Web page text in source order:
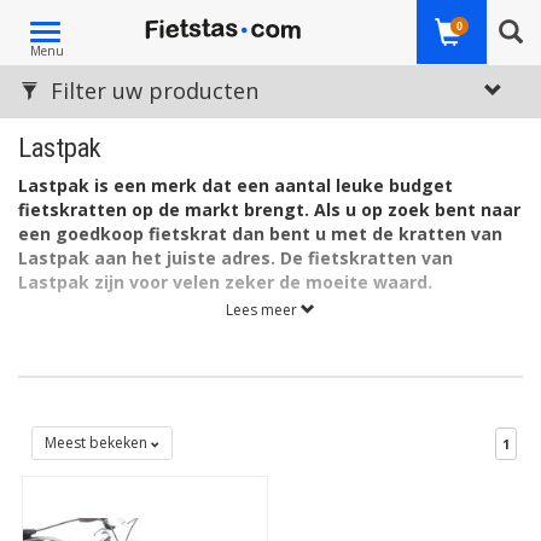
Toggle
navigation
Menu
0
Lastpak
Lastpak is een merk dat een aantal leuke budget
fietskratten op de markt brengt. Als u op zoek bent naar
een goedkoop fietskrat dan bent u met de kratten van
Lastpak aan het juiste adres. De fietskratten van
Lastpak zijn voor velen zeker de moeite waard.
Lees meer
Filter uw producten
Meest bekeken 1